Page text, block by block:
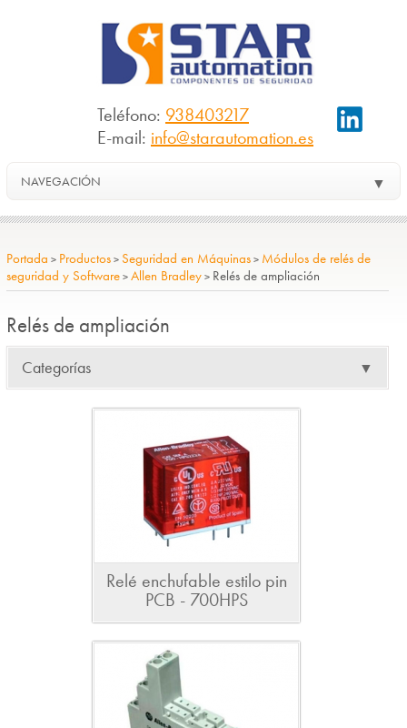
Teléfono: 938403217
E-mail: info@starautomation.es
NAVEGACIÓN ▼
Portada > Productos>Seguridad en Máquinas> Módulos de relés de
seguridad y Software>Allen Bradley> Relés de ampliación
Relés de ampliación
Categorías ▼
Relé enchufable estilo pin
PCB - 700HPS